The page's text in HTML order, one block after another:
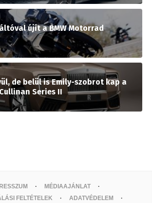
újít a BMW Motorrad
de belül is Emily-szobrot kap a
Series II
MÉDIAAJÁNLAT
FELTÉTELEK
ADATVÉDELEM